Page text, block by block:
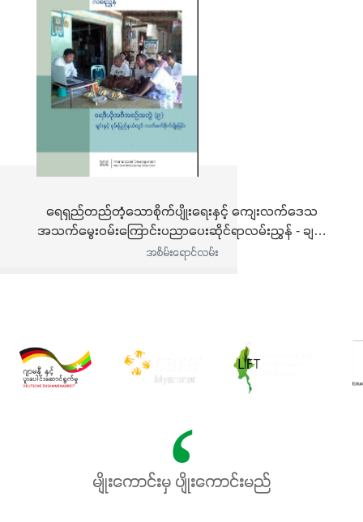
ရေရှည်တည်တံ့သောစိုက်ပျိုးရေးနှင့် ကျေးလက်ဒေသ
အသက်မွေးဝမ်းကြောင်းပညာပေးဆိုင်ရာလမ်းညွှန် - ချင်း
နှင့် ရှမ်းပြည်နယ်တွင် လက်ဖက်စိုက်ပျိုးခြင်း
အစိမ်းရောင်လမ်း
မျိုးကောင်းမှ ပျိုးကောင်းမည်